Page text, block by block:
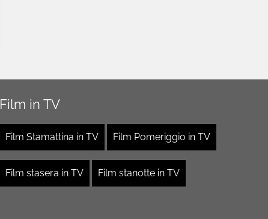
Film in TV
Film Stamattina in TV Film Pomeriggio in TV
Film stasera in TV Film stanotte in TV